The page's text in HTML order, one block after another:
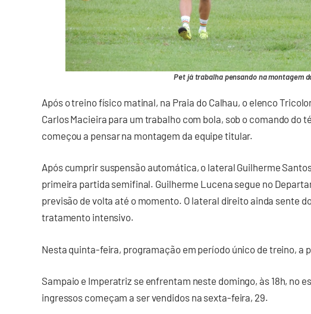
Pet já trabalha pensando na montagem
Após o treino físico matinal, na Praia do Calhau, o elenco
Carlos Macieira para um trabalho com bola, sob o comando do
começou a pensar na montagem da equipe titular.
Após cumprir suspensão automática, o lateral Guilherme
primeira partida semifinal. Guilherme Lucena segue no
previsão de volta até o momento. O lateral direito ainda sente
tratamento intensivo.
Nesta quinta-feira, programação em período único de treino, a
Sampaio e Imperatriz se enfrentam neste domingo, às 18h, no
ingressos começam a ser vendidos na sexta-feira, 29.